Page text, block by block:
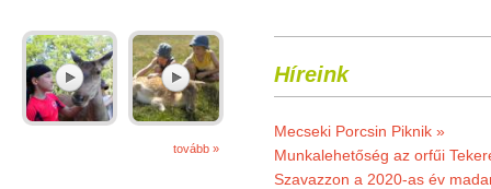
tovább »
Híreink
Mecseki Porcsin Piknik »
Munkalehetőség az orfűi
Szavazzon a 2020-as év